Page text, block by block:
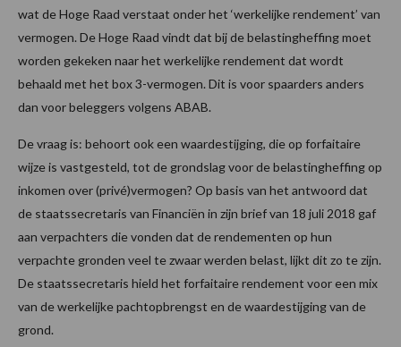
wat de Hoge Raad verstaat onder het ‘werkelijke rendement’ van
vermogen. De Hoge Raad vindt dat bij de belastingheffing moet
worden gekeken naar het werkelijke rendement dat wordt
behaald met het box 3-vermogen. Dit is voor spaarders anders
dan voor beleggers volgens ABAB.
De vraag is: behoort ook een waardestijging, die op forfaitaire
wijze is vastgesteld, tot de grondslag voor de belastingheffing op
inkomen over (privé)vermogen? Op basis van het antwoord dat
de staatssecretaris van Financiën in zijn brief van 18 juli 2018 gaf
aan verpachters die vonden dat de rendementen op hun
verpachte gronden veel te zwaar werden belast, lijkt dit zo te zijn.
De staatssecretaris hield het forfaitaire rendement voor een mix
van de werkelijke pachtopbrengst en de waardestijging van de
grond.